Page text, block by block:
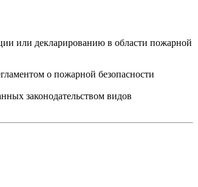
или декларированию в области пожарной
о пожарной безопасности
законодательством видов